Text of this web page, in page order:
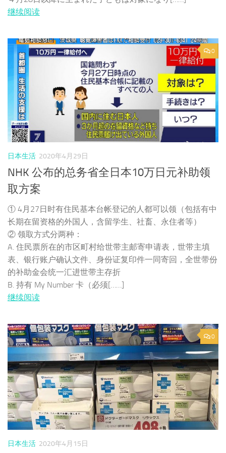
继续阅读
0
日本生活 2020年4月29日
NHK 公布的总务省全日本10万日元补助领
取方案
① 4月27日时有住民基本台帐登记的人都可以领（包括有中
长期在留资格的外国人，含留学生、社畜、永住者等）
② 领取方式分两种：
A. 住民票所在的市区町村给世带主邮寄申请表，世带主填
表、银行账户确认文件、身份证复印件一同寄回，全世带份
的补助金会统一汇进世带主存折
B. 持有 My Number 卡（必须[……]
继续阅读
0
日本生活 2020年4月15日